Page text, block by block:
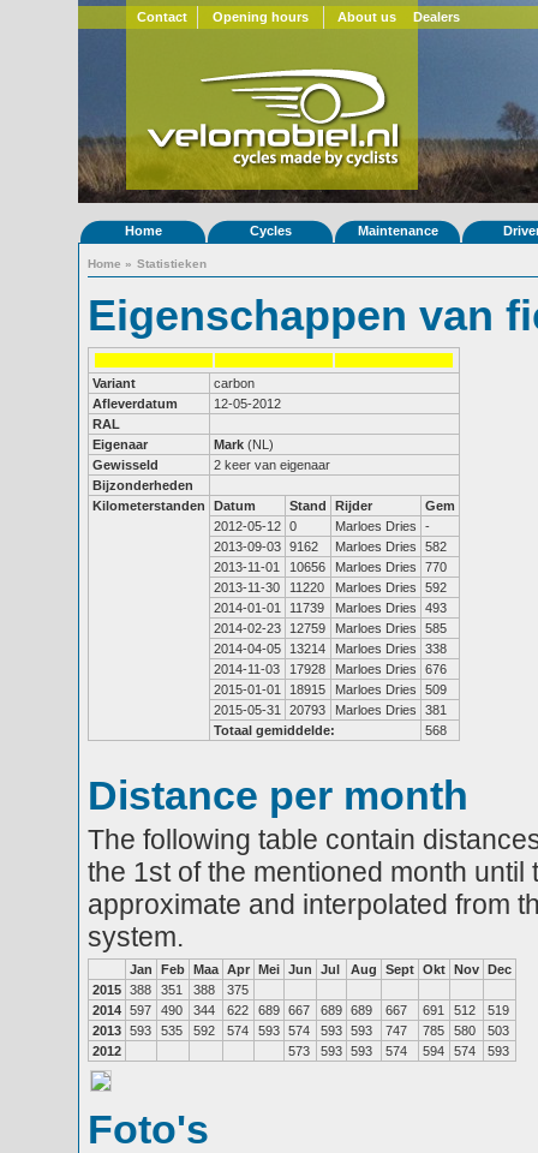
Contact Opening hours About us Dealers
Home Cycles Maintenance
Home » Statistieken
Eigenschappen van
Variant
carbon
Afleverdatum
12-05-2012
RAL
Eigenaar
Mark (NL)
Gewisseld
2 keer van eigenaar
Bijzonderheden
Kilometerstanden
Datum Stand Rijder
Gem
2012-05-12 0 Marloes Dries
-
2013-09-03 9162 Marloes Dries
582
2013-11-01
10656 Marloes Dries
770
2013-11-30
11220 Marloes Dries
592
2014-01-01
11739 Marloes Dries
493
2014-02-23
12759 Marloes Dries
585
2014-04-05
13214 Marloes Dries
338
2014-11-03
17928 Marloes Dries
676
2015-01-01
18915 Marloes Dries
509
2015-05-31
20793 Marloes Dries
381
Totaal gemiddelde:
568
Distance per month
The following table contain
the 1st of the mentioned month
approximate and interpolated from
system.
Jan Feb Maa Apr Mei Jun Jul Aug Sept Okt Nov Dec
2015 388 351 388
375
2014 597 490 344 622 689 667 689 689 667 691 512
519
2013 593 535 592 574 593 574 593 593 747 785 580
503
2012
573 593 593 574 594 574 593
Foto's